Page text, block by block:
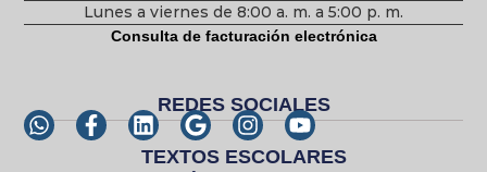
Lunes a viernes de 8:00 a. m. a 5:00 p. m.
Consulta de facturación electrónica
REDES SOCIALES
TEXTOS ESCOLARES